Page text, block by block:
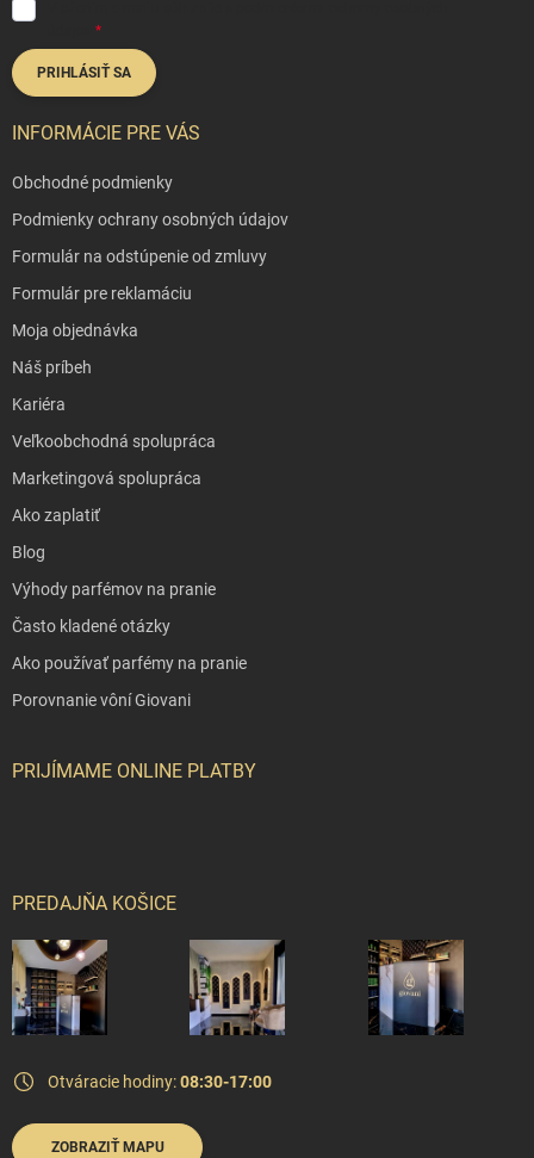
PRIHLÁSIŤ SA
INFORMÁCIE PRE VÁS
Obchodné podmienky
Podmienky ochrany osobných údajov
Formulár na odstúpenie od zmluvy
Formulár pre reklamáciu
Moja objednávka
Náš príbeh
Kariéra
Veľkoobchodná spolupráca
Marketingová spolupráca
Ako zaplatiť
Blog
Výhody parfémov na pranie
Často kladené otázky
Ako používať parfémy na pranie
Porovnanie vôní Giovani
PRIJÍMAME ONLINE PLATBY
PREDAJŇA KOŠICE
Otváracie hodiny:08:30-17:00
ZOBRAZIŤ MAPU